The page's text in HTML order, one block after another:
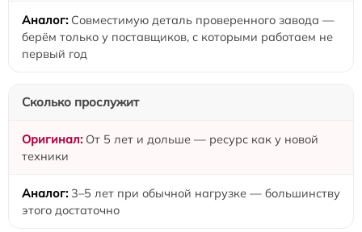
Совместимую деталь проверенного завода —
берём только у поставщиков, с которыми работаем не
первый год
Сколько прослужит
От 5 лет и дольше — ресурс как у новой
техники
3–5 лет при обычной нагрузке — большинству
этого достаточно